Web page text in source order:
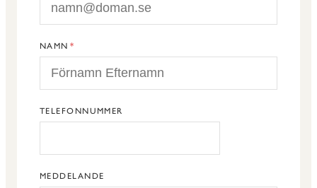
NAMN
TELEFONNUMMER
MEDDELANDE